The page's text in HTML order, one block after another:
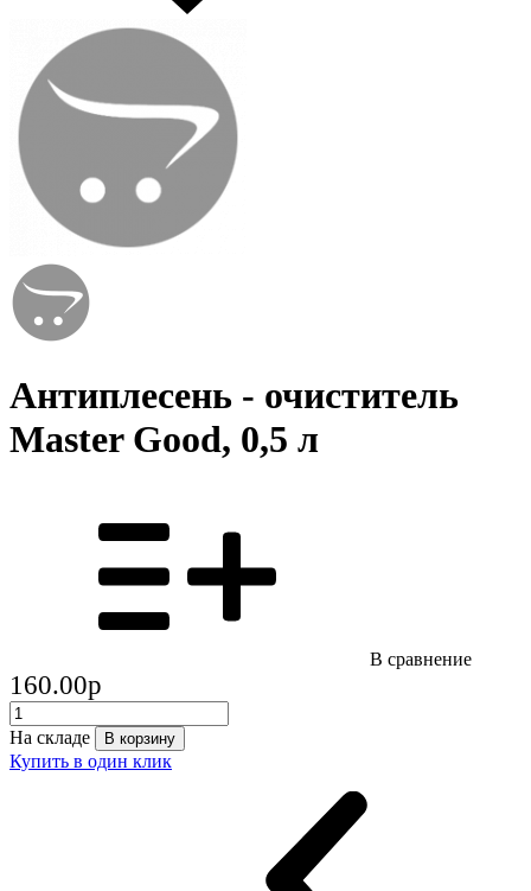
Антиплесень - очиститель
Master Good, 0,5 л
В сравнение
160.00p
На складе В корзину
Купить в один клик